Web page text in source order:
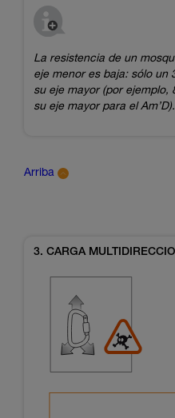
La resistencia de un
eje menor es baja: sólo un
su eje mayor (por ejemplo,
su eje mayor para el Am’D).
Arriba
3. CARGA